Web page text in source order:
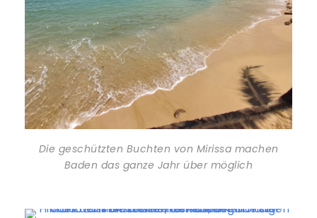
Die geschützten Buchten von Mirissa machen
Baden das ganze Jahr über möglich